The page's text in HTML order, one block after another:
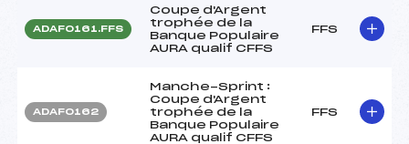
ADAF0161.FFS
Coupe d'Argent
trophée de la
Banque Populaire
AURA qualif CFFS
FFS
ADAF0162
Manche-Sprint :
Coupe d'Argent
trophée de la
Banque Populaire
AURA qualif CFFS
FFS